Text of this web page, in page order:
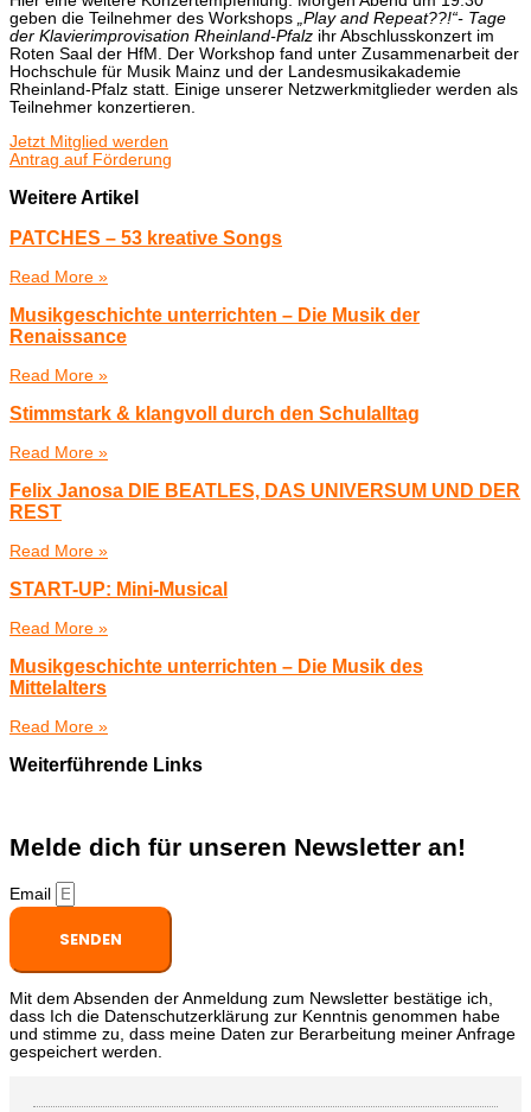
geben die Teilnehmer des Workshops „Play and Repeat??!“- Tage
der Klavierimprovisation Rheinland-Pfalz ihr Abschlusskonzert im
Roten Saal der HfM. Der Workshop fand unter Zusammenarbeit der
Hochschule für Musik Mainz und der Landesmusikakademie
Rheinland-Pfalz statt. Einige unserer Netzwerkmitglieder werden als
Teilnehmer konzertieren.
Jetzt Mitglied werden
Antrag auf Förderung
Weitere Artikel
PATCHES – 53 kreative Songs
Read More »
Musikgeschichte unterrichten – Die Musik der
Renaissance
Read More »
Stimmstark & klangvoll durch den Schulalltag
Read More »
Felix Janosa DIE BEATLES, DAS UNIVERSUM UND DER
REST
Read More »
START-UP: Mini-Musical
Read More »
Musikgeschichte unterrichten – Die Musik des
Mittelalters
Read More »
Weiterführende Links
Melde dich für unseren Newsletter an!
Email
SENDEN
Mit dem Absenden der Anmeldung zum Newsletter bestätige ich,
dass Ich die Datenschutzerklärung zur Kenntnis genommen habe
und stimme zu, dass meine Daten zur Berarbeitung meiner Anfrage
gespeichert werden.